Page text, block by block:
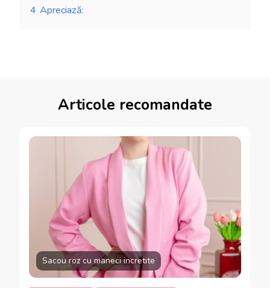
4 Apreciază:
Articole recomandate
Sacou roz cu maneci incretite